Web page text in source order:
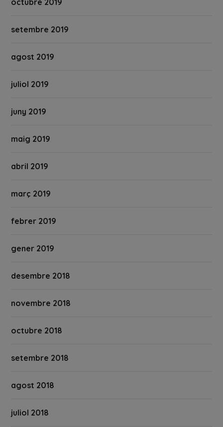
octubre 2019
setembre 2019
agost 2019
juliol 2019
juny 2019
maig 2019
abril 2019
març 2019
febrer 2019
gener 2019
desembre 2018
novembre 2018
octubre 2018
setembre 2018
agost 2018
juliol 2018